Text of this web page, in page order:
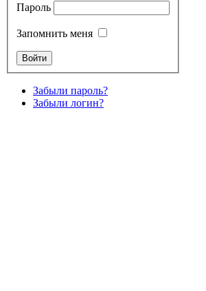
Пароль
Запомнить меня
Забыли пароль?
Забыли логин?